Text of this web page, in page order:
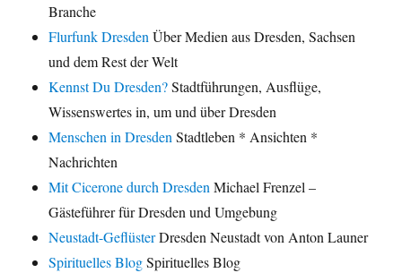
Branche
Flurfunk DresdenÜber Medien aus Dresden, Sachsen
und dem Rest der Welt
Kennst Du Dresden?Stadtführungen, Ausflüge,
Wissenswertes in, um und über Dresden
Menschen in DresdenStadtleben * Ansichten *
Nachrichten
Mit Cicerone durch DresdenMichael Frenzel –
Gästeführer für Dresden und Umgebung
Neustadt-GeflüsterDresden Neustadt von Anton Launer
Spirituelles BlogSpirituelles Blog